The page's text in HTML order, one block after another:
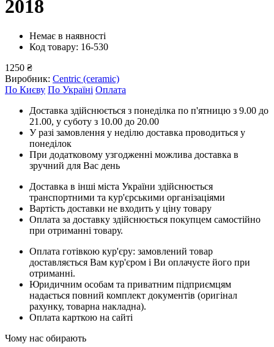
2018
Немає в наявності
Код товару: 16-530
1250 ₴
Виробник: Centric (ceramic)
По Києву По Україні Оплата
Доставка здійснюється з понеділка по п'ятницю з 9.00 до
21.00, у суботу з 10.00 до 20.00
У разі замовлення у неділю доставка проводиться у
понеділок
При додатковому узгодженні можлива доставка в
зручний для Вас день
Доставка в інші міста України здійснюється
транспортними та кур'єрськими організаціями
Вартість доставки не входить у ціну товару
Оплата за доставку здійснюється покупцем самостійно
при отриманні товару.
Оплата готівкою кур'єру: замовлений товар
доставляється Вам кур'єром і Ви оплачуєте його при
отриманні.
Юридичним особам та приватним підприємцям
надається повний комплект документів (оригінал
рахунку, товарна накладна).
Оплата карткою на сайті
Чому нас обирають